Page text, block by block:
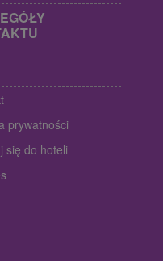
prywatności
się do hoteli